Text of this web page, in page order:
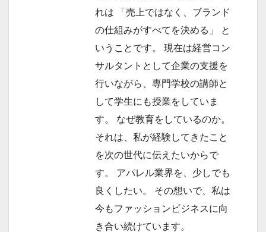
れは 「売上ではなく、ブランド
の仕組みがすべてを決める」 と
いうことです。 現在は経営コン
サルタントとして企業の支援を
行いながら、専門学校の講師と
して学生にも授業をしていま
す。 なぜ教育をしているのか。
それは、私が経験してきたこと
を次の世代に伝えたいからで
す。 アパレル業界を、少しでも
良くしたい。 その想いで、私は
今もファッションビジネスに向
き合い続けています。